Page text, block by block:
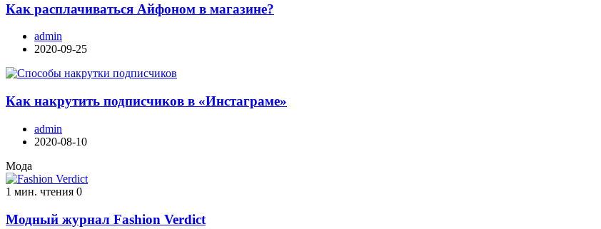
Как расплачиваться Айфоном в магазине?
admin
2020-09-25
Как накрутить подписчиков в «Инстаграме»
admin
2020-08-10
Мода
1 мин. чтения 0
Модный журнал Fashion Verdict